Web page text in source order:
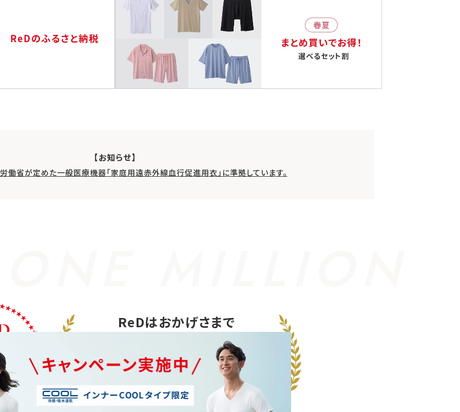
【お知らせ】
働省が定めた一般医療機器「家庭用遠赤外線血行促進用衣」に準拠しています。
ReDはおかげさまで
シリーズ累計出荷
枚数100万枚
を突破いたしました。